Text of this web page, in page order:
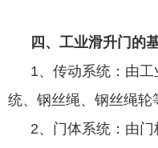
四、工业滑升门的
1、传动系统：由
统、钢丝绳、钢丝绳轮
2、门体系统：由